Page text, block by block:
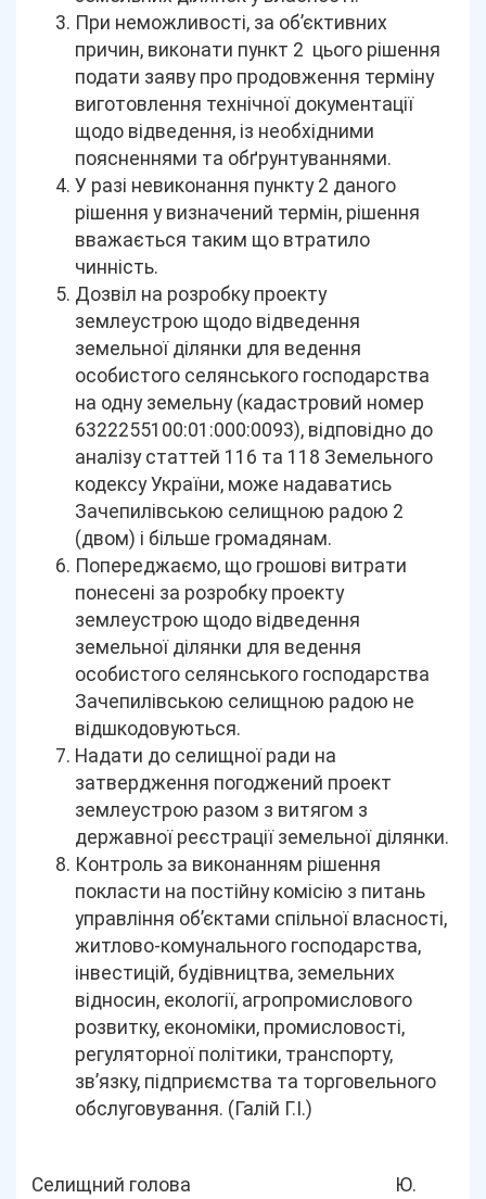
При неможливості, за об’єктивних
причин, виконати пункт 2 цього рішення
подати заяву про продовження терміну
виготовлення технічної документації
щодо відведення, із необхідними
поясненнями та обґрунтуваннями.
У разі невиконання пункту 2 даного
рішення у визначений термін, рішення
вважається таким що втратило
чинність.
Дозвіл на розробку проекту
землеустрою щодо відведення
земельної ділянки для ведення
особистого селянського господарства
на одну земельну (кадастровий номер
6322255100:01:000:0093), відповідно до
аналізу статтей 116 та 118 Земельного
кодексу України, може надаватись
Зачепилівською селищною радою 2
(двом) і більше громадянам.
Попереджаємо, що грошові витрати
понесені за розробку проекту
землеустрою щодо відведення
земельної ділянки для ведення
особистого селянського господарства
Зачепилівською селищною радою не
відшкодовуються.
Надати до селищної ради на
затвердження погоджений проект
землеустрою разом з витягом з
державної реєстрації земельної ділянки.
Контроль за виконанням рішення
покласти на постійну комісію з питань
управління об’єктами спільної власності,
житлово-комунального господарства,
інвестицій, будівництва, земельних
відносин, екології, агропромислового
розвитку, економіки, промисловості,
регуляторної політики, транспорту,
зв’язку, підприємства та торговельного
обслуговування. (Галій Г.І.)
Селищний голова Ю.